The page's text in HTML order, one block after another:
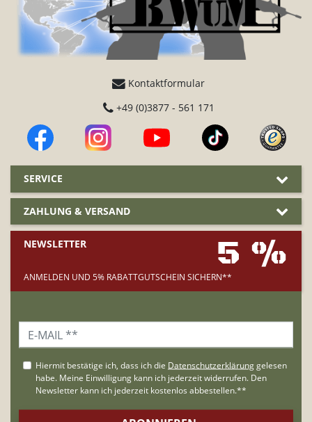
Kontaktformular
+49 (0)3877 - 561 171
SERVICE
ZAHLUNG & VERSAND
NEWSLETTER 5 %
ANMELDEN UND 5% RABATTGUTSCHEIN SICHERN**